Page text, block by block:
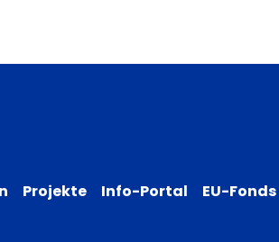
Projekte Info-Portal EU-Fonds